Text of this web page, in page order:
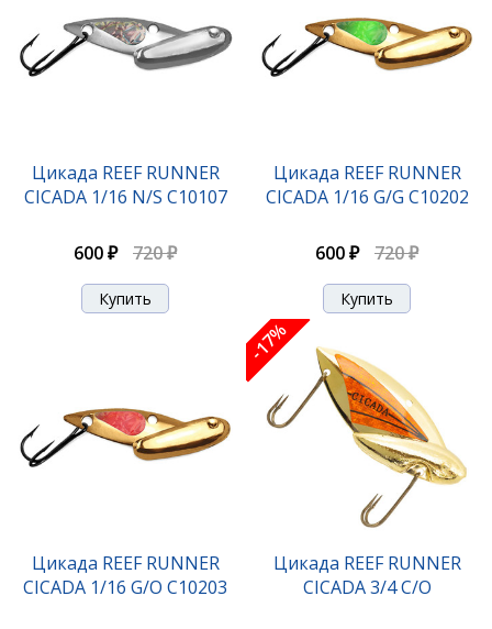
Цикада REEF RUNNER
CICADA 1/16 N/S С10107
600 ₽ 720 ₽
Цикада REEF RUNNER
CICADA 1/16 G/G С10202
600 ₽ 720 ₽
Цикада REEF RUNNER
CICADA 1/16 G/O С10203
-17%
Цикада REEF RUNNER
CICADA 3/4 C/O